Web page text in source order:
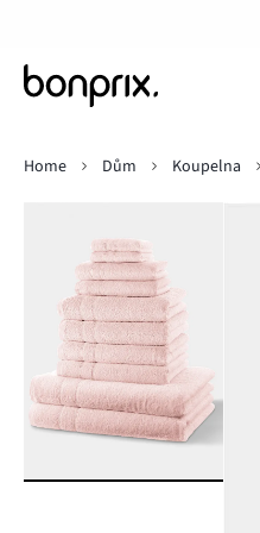
Home
Dům Koupelna